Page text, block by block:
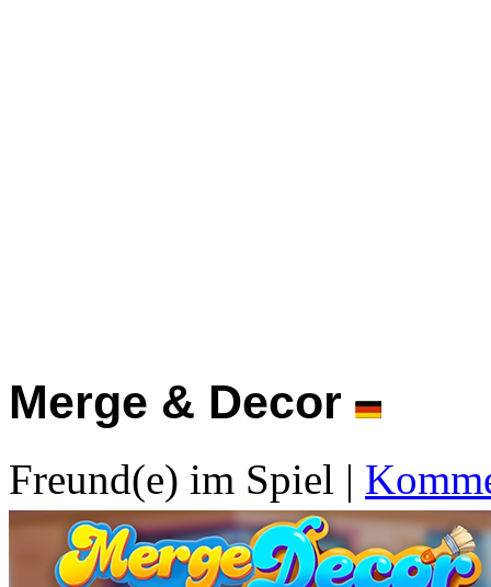
Merge & Decor
Freund(e) im Spiel |